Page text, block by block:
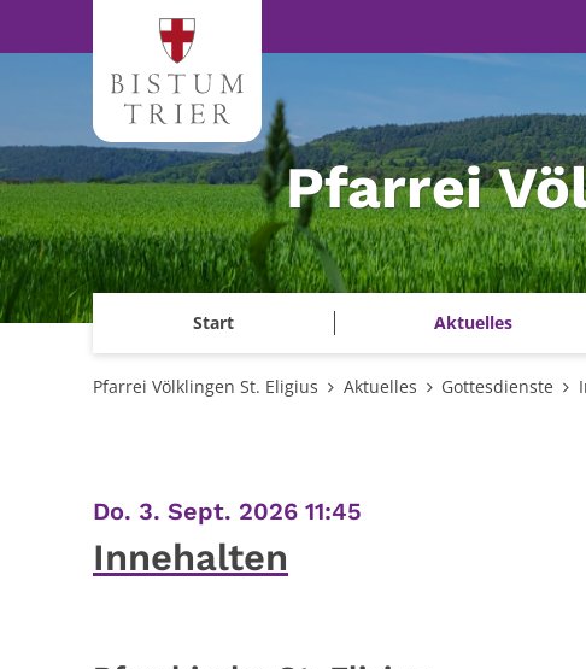
Zum Inhalt springen
Pfarrei
Start Aktuelles
Pfarrei Völklingen St. Eligius Aktuelles Gottesdienste
Do. 3. Sept. 2026 11:45
Innehalten